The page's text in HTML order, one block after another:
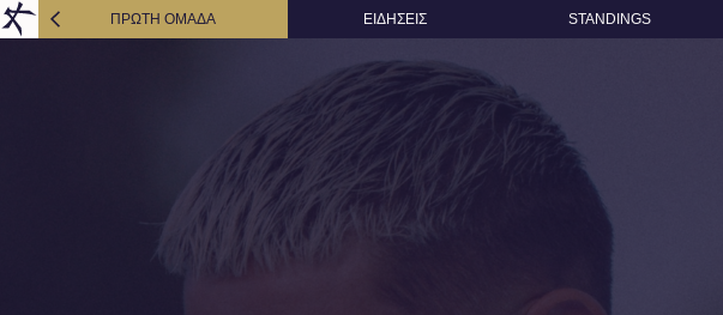
ΠΡΩΤΗ ΟΜΑΔΑ ΕΙΔΗΣΕΙΣ STANDINGS